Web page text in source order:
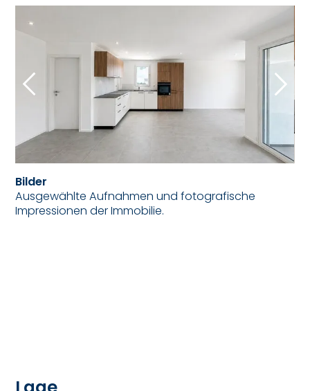
Bilder
Ausgewählte Aufnahmen und fotografische
Impressionen der Immobilie.